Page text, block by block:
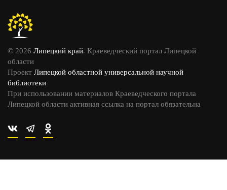
© 2026 Липецкий край. Краеведческий портал Липецкой
области
Проект Липецкой областной универсальной научной
библиотеки
При использовании материалов Краеведческого портала
Липецкой области активная ссылка на портал обязательна